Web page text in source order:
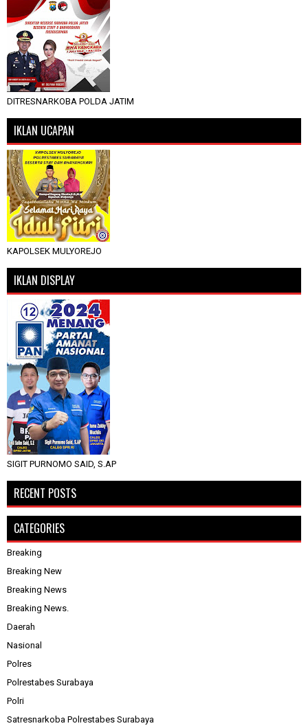
DITRESNARKOBA POLDA JATIM
IKLAN UCAPAN
KAPOLSEK MULYOREJO
IKLAN DISPLAY
SIGIT PURNOMO SAID, S.AP
RECENT POSTS
CATEGORIES
Breaking
Breaking New
Breaking News
Breaking News.
Daerah
Nasional
Polres
Polrestabes Surabaya
Polri
Satresnarkoba Polrestabes Surabaya